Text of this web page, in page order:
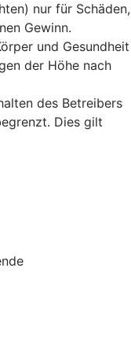
nur für Schäden,
Gewinn.
und Gesundheit
der Höhe nach
des Betreibers
Dies gilt